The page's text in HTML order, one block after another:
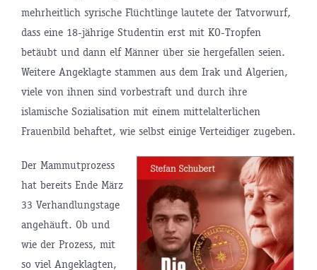
mehrheitlich syrische Flüchtlinge lautete der Tatvorwurf,
dass eine 18-jährige Studentin erst mit KO-Tropfen
betäubt und dann elf Männer über sie hergefallen seien.
Weitere Angeklagte stammen aus dem Irak und Algerien,
viele von ihnen sind vorbestraft und durch ihre
islamische Sozialisation mit einem mittelalterlichen
Frauenbild behaftet, wie selbst einige Verteidiger zugeben.
Der Mammutprozess
hat bereits Ende März
33 Verhandlungstage
angehäuft. Ob und
wie der Prozess, mit
so viel Angeklagten,